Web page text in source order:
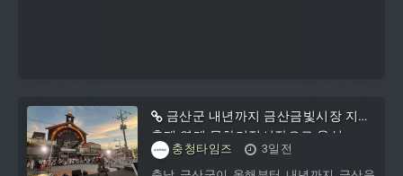
금산군 내년까지 금산금빛시장 지역
축제 연계 문화거점시장으로 육성
충청타임즈
3일전